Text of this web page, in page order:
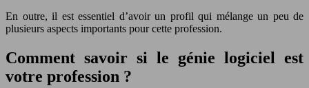
En outre, il est essentiel d’avoir un profil qui mélange un peu de
plusieurs aspects importants pour cette profession.
Comment savoir si le génie logiciel est
votre profession ?